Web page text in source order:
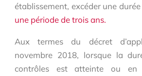
établissement, excéder une
une période de trois ans.
Aux termes du décret
novembre 2018, lorsque la
contrôles est atteinte ou en